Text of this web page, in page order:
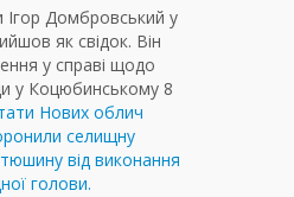
Домбровський у
як свідок. Він
у справі щодо
у Коцюбинському 8
Нових облич
селищну
від виконання
голови.